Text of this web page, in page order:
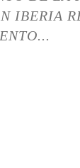
IBERIA